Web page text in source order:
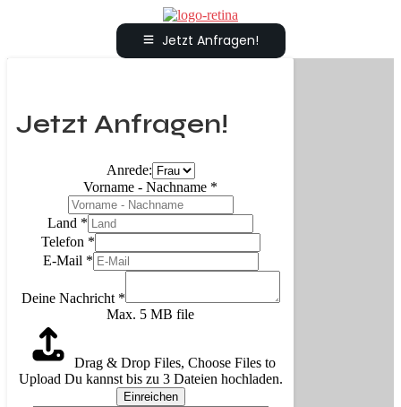
Jetzt Anfragen!
Jetzt Anfragen!
Anrede:
Vorname - Nachname *
Land *
Telefon *
E-Mail *
Deine Nachricht *
Max. 5 MB file
Drag & Drop Files, Choose Files to
Upload Du kannst bis zu 3 Dateien hochladen.
Einreichen